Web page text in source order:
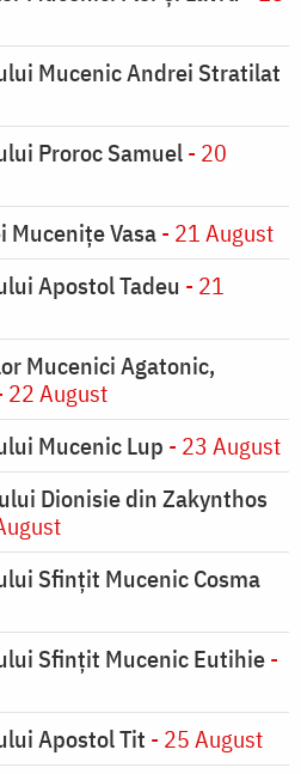
Mucenic Andrei Stratilat
Proroc Samuel- 20
Mucenițe Vasa- 21 August
Apostol Tadeu - 21
Mucenici Agatonic,
22 August
Mucenic Lup - 23 August
Dionisie din Zakynthos
Sfințit Mucenic Cosma
Sfințit Mucenic Eutihie-
Apostol Tit - 25 August